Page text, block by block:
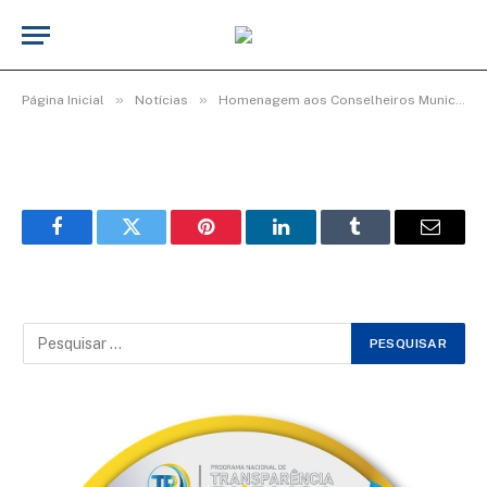
Página Inicial » Notícias » Homenagem aos Conselheiros Municipais de Educação.
(4)
FacebookTwitter Pinterest LinkedInTumblr Email